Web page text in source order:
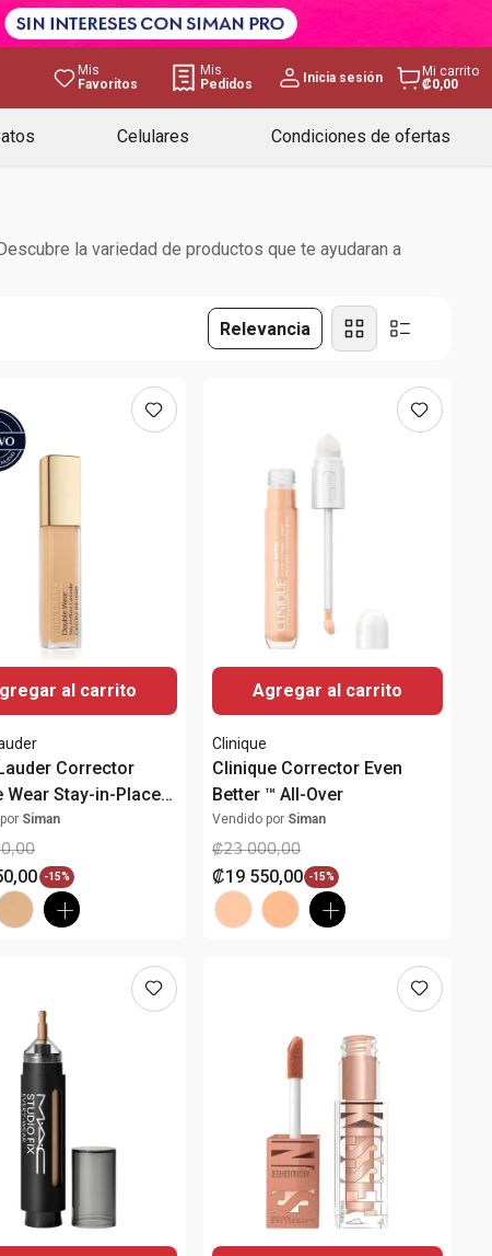
Mis
Favoritos
Mis
Pedidos
Inicia sesión
Mi carrito
₡0,00
Celulares Condiciones de ofertas
la variedad de productos que te ayudaran a
Relevancia
al carrito
Corrector
Wear Stay-in-Place
Siman
,00
,00 -15%
Agregar al carrito
Clinique
Clinique Corrector Even
Better ™ All-Over
Vendido por Siman
₡23 000,00
₡19 550,00 -15%